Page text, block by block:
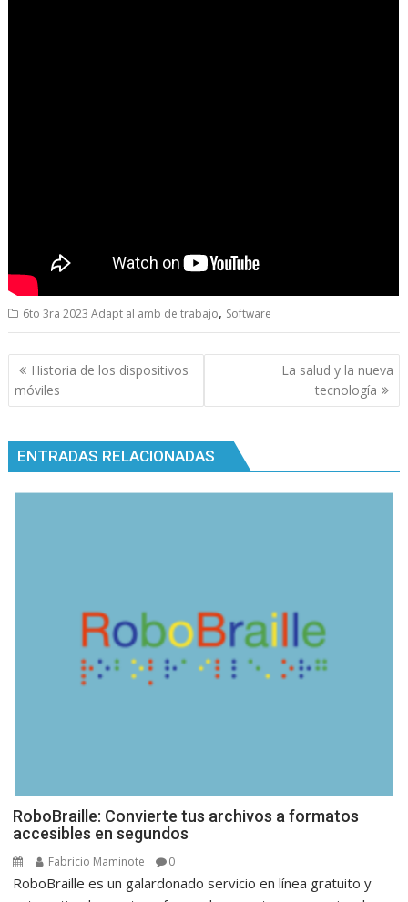
6to 3ra 2023 Adapt al amb de trabajo, Software
Navegación
de
entradas
Historia de los dispositivos
móviles
La salud y la nueva
tecnología
ENTRADAS RELACIONADAS
RoboBraille: Convierte tus archivos a formatos
accesibles en segundos
Fabricio Maminote 0
RoboBraille es un galardonado servicio en línea gratuito y